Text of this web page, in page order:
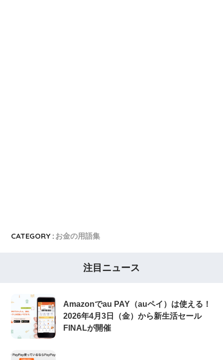
CATEGORY : お金の用語集
注目ニュース
Amazonでau PAY（auペイ）は使える！
2026年4月3日（金）から新生活セール
FINALが開催